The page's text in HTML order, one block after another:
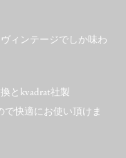
ィンテージでしか味わ
とkvadrat社製
で快適にお使い頂けま